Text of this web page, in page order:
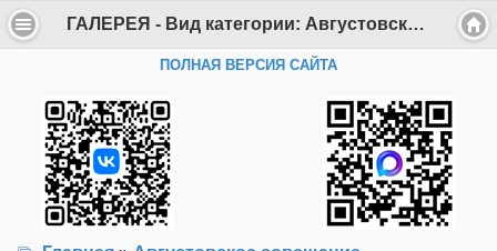
ГАЛЕРЕЯ - Вид категории: Августовское совещание педагогических и руководящих работников 2016 - Фото: Августовское совещание педагогических и руководящих работников 2016_5 - Департамент образования Администрации г. Саров
ПОЛНАЯ ВЕРСИЯ САЙТА